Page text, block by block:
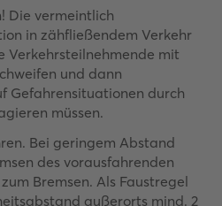
Die vermeintlich
in zähfließendem Verkehr
Verkehrsteilnehmende mit
und dann
Gefahrensituationen durch
müssen.
Bei geringem Abstand
des vorausfahrenden
Bremsen. Als Faustregel
außerorts mind. 2